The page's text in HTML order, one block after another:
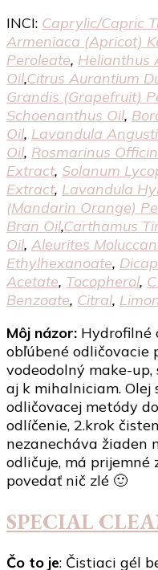
INCI: Caprylic/​Capric
Armeniaca (Apricot)
Peroleate, Helianthus
Oil,Citrus Aurantium
Grandis (Grapefruit)
Schoenanthus Oil,
Oil, Lavandula
Oil, Rosmarinus
Extract, Solanum
Extract, Lavandula
(Mandarin Orange)
Bran Oil,Carthamus
Oil, Aleurites
Ethylhexanoate,
Acetate, Tocopherol,
Benzoate, Citral,
Môj názor: Hydrofilné
obľúbené odličovacie
vodeodolný make-
aj k mihalniciam.
odličovacej metódy
odlíčenie, 2.krok
nezanecháva žiaden
odličuje, má prijemné
povedať nič zlé 🙂
SPECIAL
Čo to je: Čistiaci gél